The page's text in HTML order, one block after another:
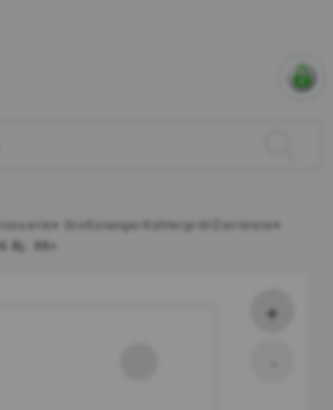
» Stoßstange/Kühlergrill/Zierleiste »
Bj. 99>